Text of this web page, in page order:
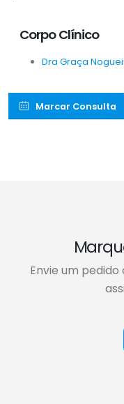
Corpo Clínico
Dra Graça
Marcar Consulta
Envie um